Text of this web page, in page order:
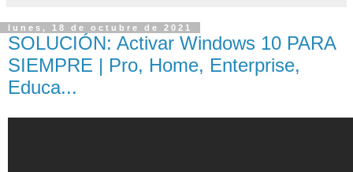
lunes, 18 de octubre de 2021
SOLUCIÓN: Activar Windows 10 PARA
SIEMPRE | Pro, Home, Enterprise,
Educa...